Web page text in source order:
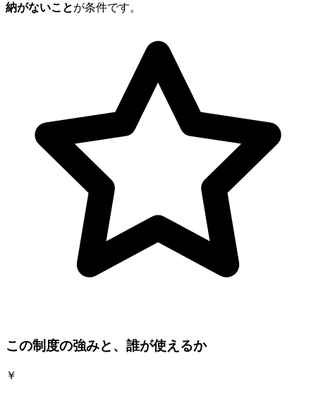
納がないことが条件です。
この制度の強みと、誰が使えるか
￥